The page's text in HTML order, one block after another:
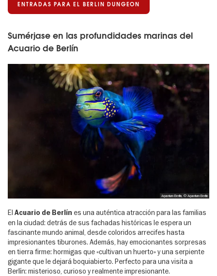
ENTRADAS PARA EL BERLIN DUNGEON
Sumérjase en las profundidades marinas del
Acuario de Berlín
Aquarium Berlin, © Aquarium Berlin
El Acuario de Berlín es una auténtica atracción para las familias
en la ciudad: detrás de sus fachadas históricas le espera un
fascinante mundo animal, desde coloridos arrecifes hasta
impresionantes tiburones. Además, hay emocionantes sorpresas
en tierra firme: hormigas que «cultivan un huerto» y una serpiente
gigante que le dejará boquiabierto. Perfecto para una visita a
Berlín: misterioso, curioso y realmente impresionante.